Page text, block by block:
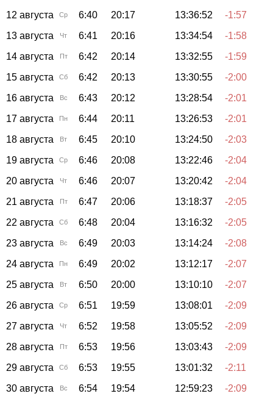
12 августа
Ср 6:40 20:17 13:36:52
-1:57
13 августа
Чт 6:41 20:16 13:34:54
-1:58
14 августа
Пт 6:42 20:14 13:32:55
-1:59
15 августа
Сб 6:42 20:13 13:30:55
-2:00
16 августа
Вс 6:43 20:12 13:28:54
-2:01
17 августа
Пн 6:44 20:11 13:26:53
-2:01
18 августа
Вт 6:45 20:10 13:24:50
-2:03
19 августа
Ср 6:46 20:08 13:22:46
-2:04
20 августа
Чт 6:46 20:07 13:20:42
-2:04
21 августа
Пт 6:47 20:06 13:18:37
-2:05
22 августа
Сб 6:48 20:04 13:16:32
-2:05
23 августа
Вс 6:49 20:03 13:14:24
-2:08
24 августа
Пн 6:49 20:02 13:12:17
-2:07
25 августа
Вт 6:50 20:00 13:10:10
-2:07
26 августа
Ср 6:51 19:59 13:08:01
-2:09
27 августа
Чт 6:52 19:58 13:05:52
-2:09
28 августа
Пт 6:53 19:56 13:03:43
-2:09
29 августа
Сб 6:53 19:55 13:01:32
-2:11
30 августа
Вс 6:54 19:54 12:59:23 -2:09